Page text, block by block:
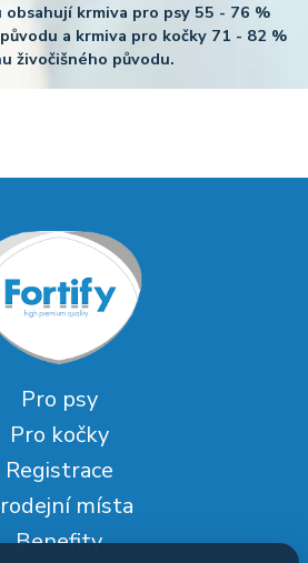
krmiva pro psy 55 - 76 %
a krmiva pro kočky 71 - 82 %
živočišného původu.
Pro psy
Pro kočky
Registrace
místa
Benefity